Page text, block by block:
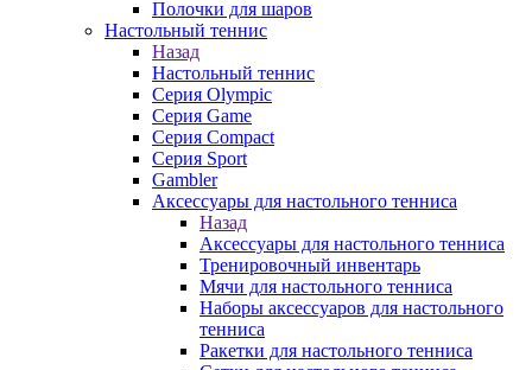
Полочки для шаров
Настольный теннис
Назад
Настольный теннис
Серия Olympic
Серия Game
Серия Compact
Серия Sport
Gambler
Аксессуары для настольного тенниса
Назад
Аксессуары для настольного тенниса
Тренировочный инвентарь
Мячи для настольного тенниса
Наборы аксессуаров для настольного
тенниса
Ракетки для настольного тенниса